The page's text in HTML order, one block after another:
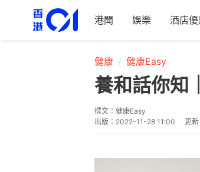
港聞 娛樂 酒店
健康 健康Easy
養和話你知
撰文： 健康Easy
出版： 2022-11-28 11:00 更新